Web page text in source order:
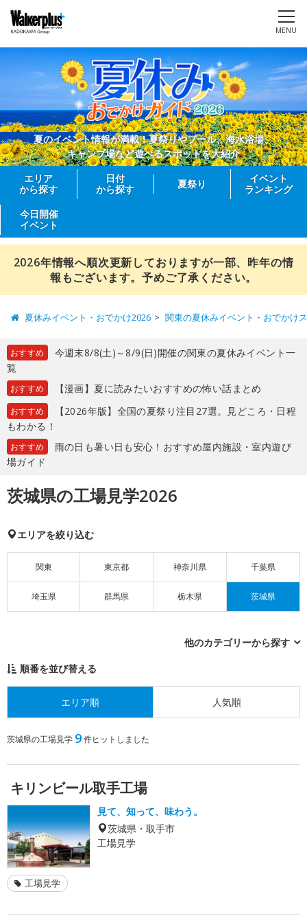
MENU
夏のイベント情報が満載！夏祭りやプール、海水浴場、
キャンプ場など遊べるスポットを大紹介
エリア
から探す
日付
から探す
夏祭り
イベント
ランキング
今日開催
イベント
2026年情報へ順次更新しておりますが一部、昨年の情
報もございます。予めご了承ください。
夏休みイベント・おでかけ2026 関東の夏休みイベント・おでかけ
おすすめ
今週末8/8(土)～8/9(日)開催の関東の夏休みイベント一
覧
おすすめ 【漫画】夏に読みたいおすすめの怖い話まとめ
おすすめ
【2026年版】全国の夏祭り注目27選。見どころ・日程
もわかる！
おすすめ
雨の日も暑い日も安心！おすすめ屋内施設・室内遊び
場ガイド
茨城県の工場見学2026
エリアを絞り込む
関東 東京都 神奈川県 千葉県
埼玉県 群馬県 栃木県 茨城県
他のカテゴリーから探す
順番を並び替える
エリア順 人気順
茨城県の工場見学 9件ヒットしました
キリンビール取手工場
見て、知って、味わう。
茨城県・取手市
工場見学
工場見学